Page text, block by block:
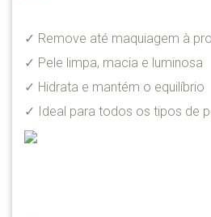
✓ Remove até maquiagem à
✓ Pele limpa, macia e luminosa
✓ Hidrata e mantém o equilíbrio
✓ Ideal para todos os tipos de